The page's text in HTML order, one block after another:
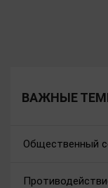
ВАЖНЫЕ
Общественный